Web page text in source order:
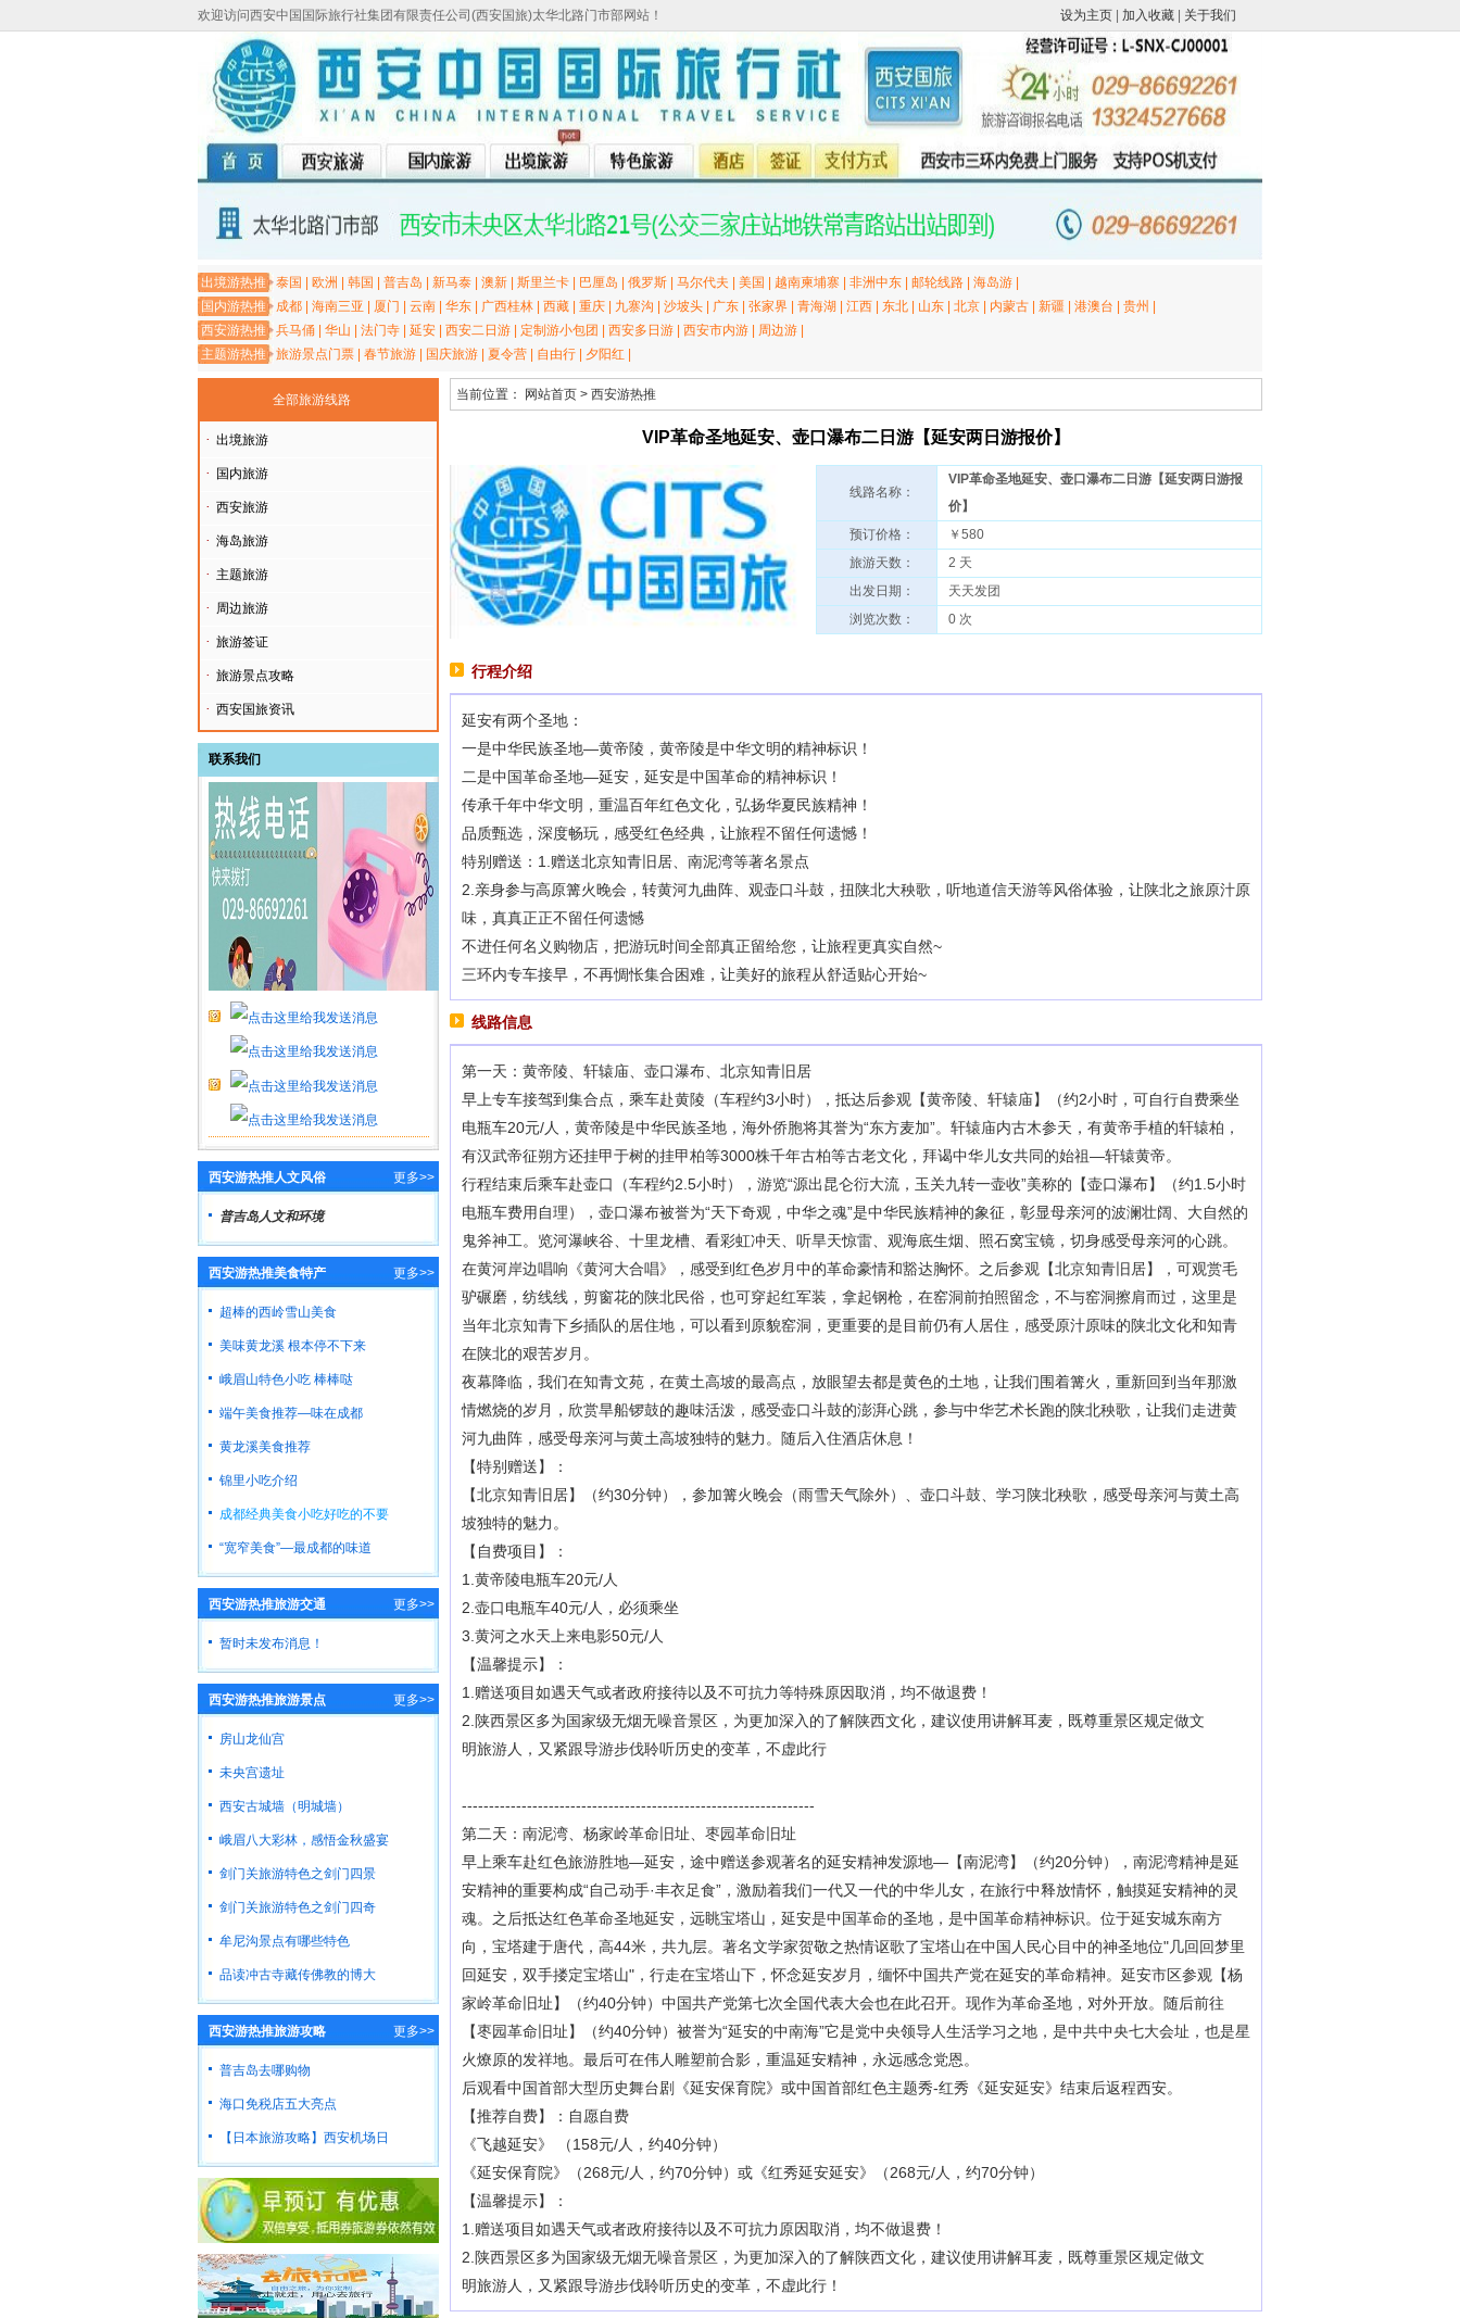
欢迎访问西安中国国际旅行社集团有限责任公司(西安国旅)太华北路门市部网站！ 设为主页 加入收藏 关于我们
出境游热推泰国 欧洲 韩国 普吉岛 新马泰 澳新 斯里兰卡 巴厘岛 俄罗斯 马尔代夫 美国 越南柬埔寨 非洲中东 邮轮线路 海岛游
国内游热推 成都 海南三亚 厦门 云南 华东 广西桂林 西藏 重庆 九寨沟 沙坡头 广东 张家界 青海湖 江西 东北 山东 北京 内蒙古 新疆 港澳台 贵州
西安游热推兵马俑 华山 法门寺 延安 西安二日游 定制游小包团 西安多日游 西安市内游 周边游
主题游热推旅游景点门票 春节旅游 国庆旅游 夏令营 自由行 夕阳红
全部旅游线路
· 出境旅游
· 国内旅游
· 西安旅游
· 海岛旅游
· 主题旅游
· 周边旅游
· 旅游签证
· 旅游景点攻略
· 西安国旅资讯
联系我们
西安游热推人文风俗 更多>>
普吉岛人文和环境
西安游热推美食特产 更多>>
超棒的西岭雪山美食
美味黄龙溪 根本停不下来
峨眉山特色小吃 棒棒哒
端午美食推荐—味在成都
黄龙溪美食推荐
锦里小吃介绍
成都经典美食小吃好吃的不要
“宽窄美食”—最成都的味道
西安游热推旅游交通 更多>>
暂时未发布消息！
西安游热推旅游景点 更多>>
房山龙仙宫
未央宫遗址
西安古城墙（明城墙）
峨眉八大彩林，感悟金秋盛宴
剑门关旅游特色之剑门四景
剑门关旅游特色之剑门四奇
牟尼沟景点有哪些特色
品读冲古寺藏传佛教的博大
西安游热推旅游攻略 更多>>
普吉岛去哪购物
海口免税店五大亮点
【日本旅游攻略】西安机场日
当前位置： 网站首页 > 西安游热推
VIP革命圣地延安、壶口瀑布二日游【延安两日游报价】
线路名称：
VIP革命圣地延安、壶口瀑布二日游【延安两日游报
价】
预订价格：
￥580
旅游天数：
2 天
出发日期：
天天发团
浏览次数：
0 次
行程介绍
延安有两个圣地：
一是中华民族圣地—黄帝陵，黄帝陵是中华文明的精神标识！
二是中国革命圣地—延安，延安是中国革命的精神标识！
传承千年中华文明，重温百年红色文化，弘扬华夏民族精神！
品质甄选，深度畅玩，感受红色经典，让旅程不留任何遗憾！
特别赠送： 1.赠送北京知青旧居、南泥湾等著名景点
2.亲身参与高原篝火晚会，转黄河九曲阵、观壶口斗鼓，扭陕北大秧歌，听地道信天游等风俗体验，让陕北之旅原汁原
味，真真正正不留任何遗憾
不进任何名义购物店，把游玩时间全部真正留给您，让旅程更真实自然~
三环内专车接早，不再惆怅集合困难，让美好的旅程从舒适贴心开始~
线路信息
第一天：黄帝陵、轩辕庙、壶口瀑布、北京知青旧居
早上专车接驾到集合点，乘车赴黄陵（车程约3小时），抵达后参观【黄帝陵、轩辕庙】（约2小时，可自行自费乘坐
电瓶车20元/人，黄帝陵是中华民族圣地，海外侨胞将其誉为“东方麦加”。轩辕庙内古木参天，有黄帝手植的轩辕柏，
有汉武帝征朔方还挂甲于树的挂甲柏等3000株千年古柏等古老文化，拜谒中华儿女共同的始祖—轩辕黄帝。
行程结束后乘车赴壶口（车程约2.5小时），游览“源出昆仑衍大流，玉关九转一壶收”美称的【壶口瀑布】（约1.5小时
电瓶车费用自理），壶口瀑布被誉为“天下奇观，中华之魂”是中华民族精神的象征，彰显母亲河的波澜壮阔、大自然的
鬼斧神工。览河瀑峡谷、十里龙槽、看彩虹冲天、听旱天惊雷、观海底生烟、照石窝宝镜，切身感受母亲河的心跳。
在黄河岸边唱响《黄河大合唱》，感受到红色岁月中的革命豪情和豁达胸怀。之后参观【北京知青旧居】，可观赏毛
驴碾磨，纺线线，剪窗花的陕北民俗，也可穿起红军装，拿起钢枪，在窑洞前拍照留念，不与窑洞擦肩而过，这里是
当年北京知青下乡插队的居住地，可以看到原貌窑洞，更重要的是目前仍有人居住，感受原汁原味的陕北文化和知青
在陕北的艰苦岁月。
夜幕降临，我们在知青文苑，在黄土高坡的最高点，放眼望去都是黄色的土地，让我们围着篝火，重新回到当年那激
情燃烧的岁月，欣赏旱船锣鼓的趣味活泼，感受壶口斗鼓的澎湃心跳，参与中华艺术长跑的陕北秧歌，让我们走进黄
河九曲阵，感受母亲河与黄土高坡独特的魅力。随后入住酒店休息！
【特别赠送】：
【北京知青旧居】（约30分钟），参加篝火晚会（雨雪天气除外）、壶口斗鼓、学习陕北秧歌，感受母亲河与黄土高
坡独特的魅力。
【自费项目】：
1.黄帝陵电瓶车20元/人
2.壶口电瓶车40元/人，必须乘坐
3.黄河之水天上来电影50元/人
【温馨提示】：
1.赠送项目如遇天气或者政府接待以及不可抗力等特殊原因取消，均不做退费！
2.陕西景区多为国家级无烟无噪音景区，为更加深入的了解陕西文化，建议使用讲解耳麦，既尊重景区规定做文
明旅游人，又紧跟导游步伐聆听历史的变革，不虚此行
-----------------------------------------------------------------
第二天：南泥湾、杨家岭革命旧址、枣园革命旧址
早上乘车赴红色旅游胜地—延安，途中赠送参观著名的延安精神发源地—【南泥湾】（约20分钟），南泥湾精神是延
安精神的重要构成“自己动手·丰衣足食”，激励着我们一代又一代的中华儿女，在旅行中释放情怀，触摸延安精神的灵
魂。之后抵达红色革命圣地延安，远眺宝塔山，延安是中国革命的圣地，是中国革命精神标识。位于延安城东南方
向，宝塔建于唐代，高44米，共九层。著名文学家贺敬之热情讴歌了宝塔山在中国人民心目中的神圣地位"几回回梦里
回延安，双手搂定宝塔山"，行走在宝塔山下，怀念延安岁月，缅怀中国共产党在延安的革命精神。延安市区参观【杨
家岭革命旧址】（约40分钟）中国共产党第七次全国代表大会也在此召开。现作为革命圣地，对外开放。随后前往
【枣园革命旧址】（约40分钟）被誉为“延安的中南海”它是党中央领导人生活学习之地，是中共中央七大会址，也是星
火燎原的发祥地。最后可在伟人雕塑前合影，重温延安精神，永远感念党恩。
后观看中国首部大型历史舞台剧《延安保育院》或中国首部红色主题秀-红秀《延安延安》结束后返程西安。
【推荐自费】：自愿自费
《飞越延安》 （158元/人，约40分钟）
《延安保育院》（268元/人，约70分钟）或《红秀延安延安》（268元/人，约70分钟）
【温馨提示】：
1.赠送项目如遇天气或者政府接待以及不可抗力原因取消，均不做退费！
2.陕西景区多为国家级无烟无噪音景区，为更加深入的了解陕西文化，建议使用讲解耳麦，既尊重景区规定做文
明旅游人，又紧跟导游步伐聆听历史的变革，不虚此行！